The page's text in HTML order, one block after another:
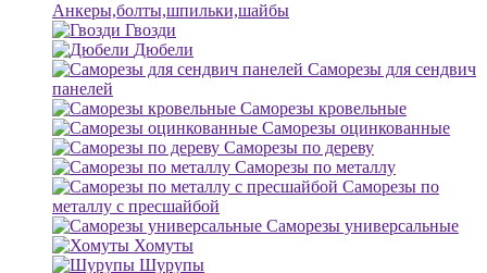
Анкеры,болты,шпильки,шайбы
Гвозди
Дюбели
Саморезы для сендвич
панелей
Саморезы кровельные
Саморезы оцинкованные
Саморезы по дереву
Саморезы по металлу
Саморезы по
металлу с пресшайбой
Саморезы универсальные
Хомуты
Шурупы